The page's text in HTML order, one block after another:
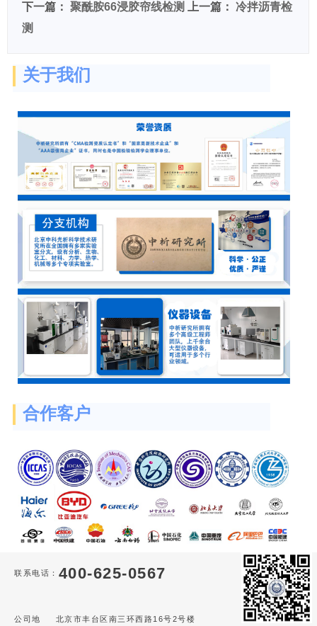
下一篇： 聚酰胺66浸胶帘线检测 上一篇： 冷拌沥青检
测
关于我们
合作客户
联系电话： 400-625-0567
公司地 北京市丰台区南三环西路16号2号楼